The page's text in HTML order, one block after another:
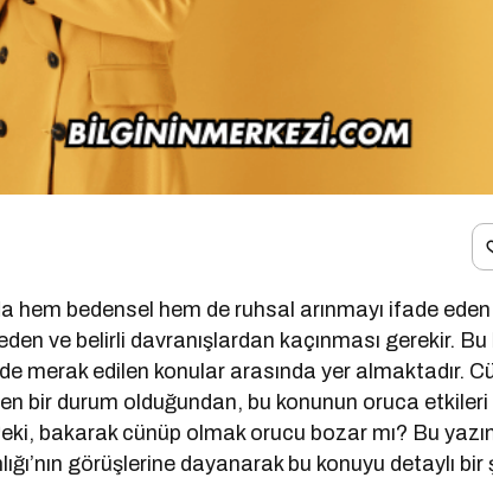
hem bedensel hem de ruhsal arınmayı ifade
ve belirli davranışlardan kaçınması gerekir.
merak edilen konular arasında yer almaktadır.
bir durum olduğundan, bu konunun oruca
bakarak cünüp olmak orucu bozar mı? Bu
görüşlerine dayanarak bu konuyu detaylı